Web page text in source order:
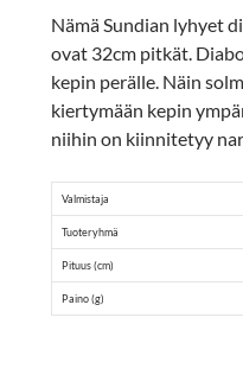
Nämä Sundian lyhyet
ovat 32cm pitkät.
kepin perälle. Näin
kiertymään kepin
niihin on kiinnitetyy
Valmistaja
Tuoteryhmä
Pituus (cm)
Paino (g)